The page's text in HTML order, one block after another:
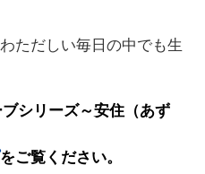
ただしい毎日の中でも生
シリーズ～安住（あず
をご覧ください。